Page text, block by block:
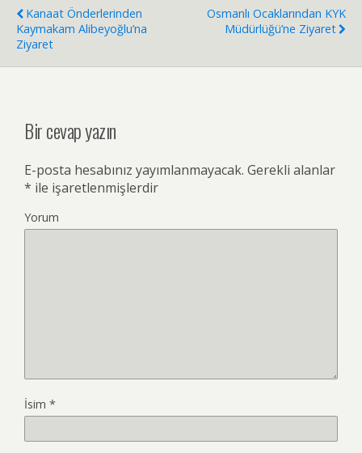
Kanaat Önderlerinden
Kaymakam Alibeyoğlu’na
Ziyaret
Osmanlı Ocaklarından KYK
Müdürlüğü’ne Ziyaret
Bir cevap yazın
E-posta hesabınız yayımlanmayacak. Gerekli alanlar
* ile işaretlenmişlerdir
Yorum
İsim *